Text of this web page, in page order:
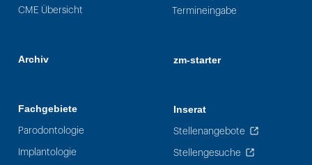
CME Übersicht
Archiv
Fachgebiete
Parodontologie
Implantologie
Termineingabe
zm-starter
Inserat
Stellenangebote
Stellengesuche